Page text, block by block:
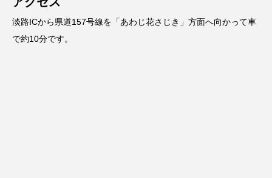
淡路ICから県道157号線を「あわじ花さじき」方面へ向かって車
で約10分です。